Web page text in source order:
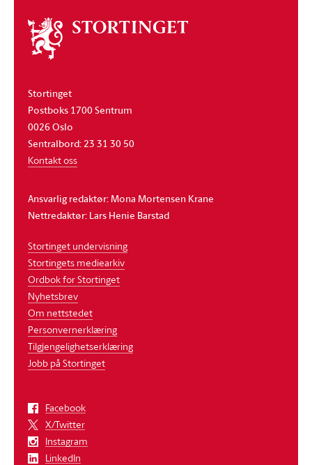
Om
stortinget
Stortinget
Postboks 1700 Sentrum
0026 Oslo
Sentralbord: 23 31 30 50
Kontakt oss
Ansvarlig redaktør: Mona Mortensen Krane
Nettredaktør: Lars Henie Barstad
Stortinget undervisning
Stortingets mediearkiv
Ordbok for Stortinget
Nyhetsbrev
Om nettstedet
Personvernerklæring
Tilgjengelighetserklæring
Jobb på Stortinget
Facebook
X/Twitter
Instagram
LinkedIn